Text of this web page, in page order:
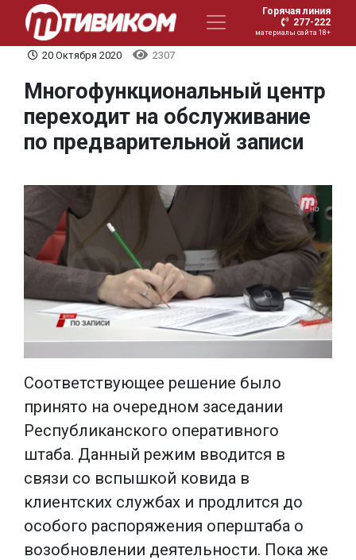
Горячая линия
277-222
материалы сайта 18+
20 Октября 2020 2307
Многофункциональный центр
переходит на обслуживание
по предварительной записи
Соответствующее решение было
принято на очередном заседании
Республиканского оперативного
штаба. Данный режим вводится в
связи со вспышкой ковида в
клиентских службах и продлится до
особого распоряжения оперштаба о
возобновлении деятельности. Пока же